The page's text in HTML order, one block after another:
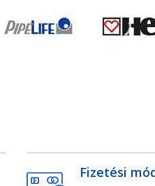
Fizetési